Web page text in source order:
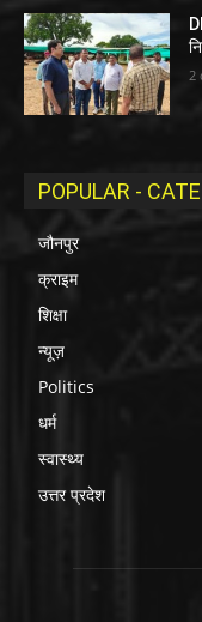
2
POPULAR -
जौनपुर
क्राइम
शिक्षा
न्यूज़
Politics
धर्म
स्वास्थ्य
उत्तर प्रदेश